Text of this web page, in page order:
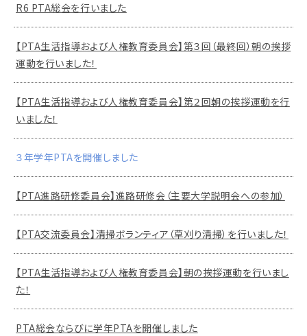
R6 PTA総会を行いました
【PTA生活指導および人権教育委員会】第３回（最終回）朝の挨拶
運動を行いました！
【PTA生活指導および人権教育委員会】第２回朝の挨拶運動を行
いました！
３年学年PTAを開催しました
【PTA進路研修委員会】進路研修会（主要大学説明会への参加）
【PTA交流委員会】清掃ボランティア（草刈り清掃）を行いました！
【PTA生活指導および人権教育委員会】朝の挨拶運動を行いまし
た！
PTA総会ならびに学年PTAを開催しました